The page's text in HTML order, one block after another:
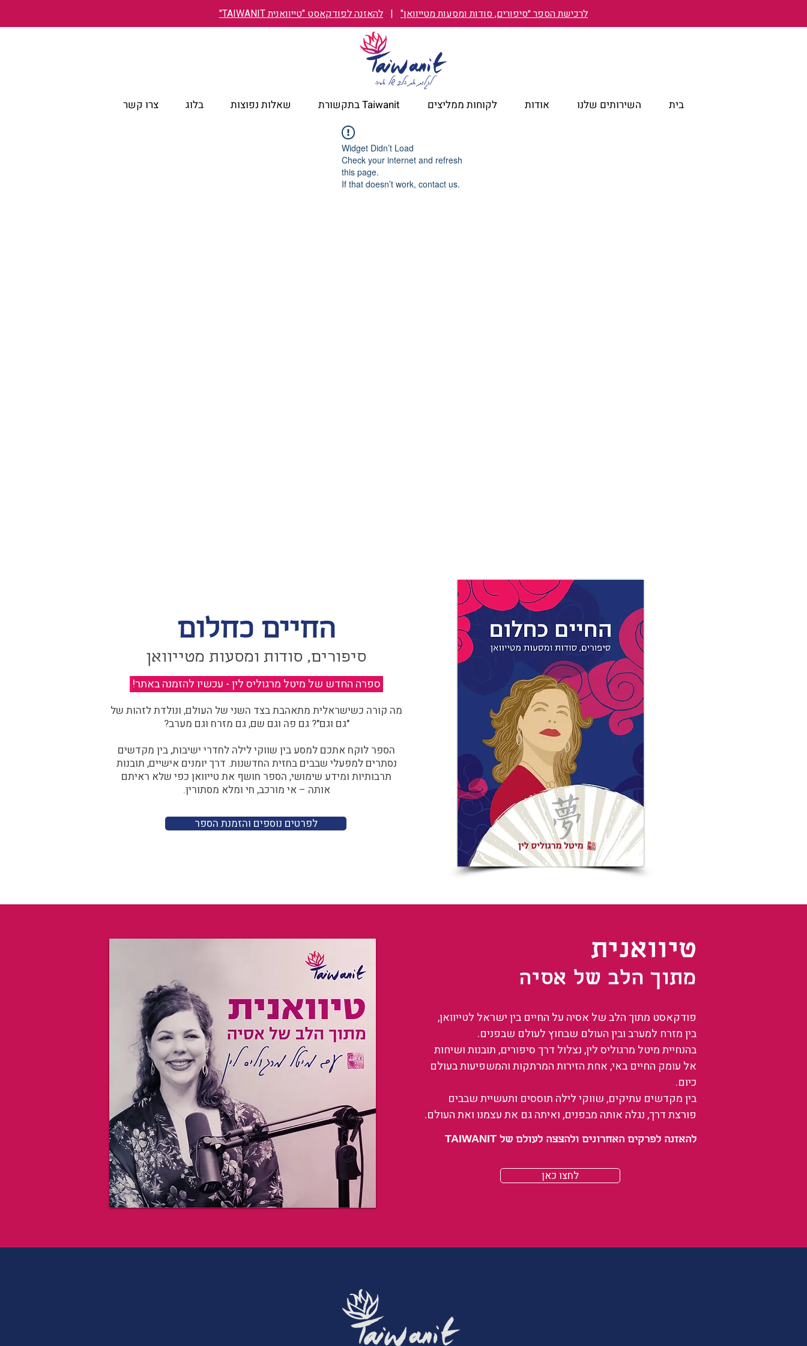
לרכישת הספר ״סיפורים, סודות ומסעות מטייוואן" | להאזנה לפודקאסט "טייוואנית TAIWANIT"
בית השירותים שלנו אודות לקוחות ממליצים Taiwanit בתקשורת שאלות נפוצות בלוג צרו קשר
Widget Didn’t Load
Check your internet and refresh
this page.
If that doesn’t work, contact us.
החיים כחלום
סיפורים, סודות ומסעות מטייוואן
ספרה החדש של מיטל מרגוליס לין - עכשיו להזמנה באתר!
מה קורה כשישראלית מתאהבת בצד השני של העולם, ונולדת לזהות של
"גם וגם"? גם פה וגם שם, גם מזרח וגם מערב?​​
הספר לוקח אתכם למסע בין שווקי לילה לחדרי ישיבות, בין מקדשים
נסתרים למפעלי שבבים בחזית החדשנות. דרך יומנים אישיים, תובנות
תרבותיות ומידע שימושי, הספר חושף את טייוואן כפי שלא ראיתם
אותה – אי מורכב, חי ומלא מסתורין.
לפרטים נוספים והזמנת הספר
טיוואנית
מתוך הלב של אסיה
פודקאסט מתוך הלב של אסיה על החיים בין ישראל לטייוואן,
בין מזרח למערב ובין העולם שבחוץ לעולם שבפנים.
בהנחיית מיטל מרגוליס לין, נצלול דרך סיפורים, תובנות ושיחות
אל עומק החיים באי, אחת הזירות המרתקות והמשפיעות בעולם
כיום.
בין מקדשים עתיקים, שווקי לילה תוססים ותעשיית שבבים
פורצת דרך, נגלה אותה מבפנים, ואיתה גם את עצמנו ואת העולם.
להאזנה לפרקים האחרונים ולהצצה לעולם של TAIWANIT
לחצו כאן